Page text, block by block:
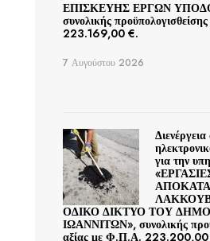
ΕΠΙΣΚΕΥΗΣ ΕΡΓΩΝ
συνολικής
223.169,00 €.
7 Αυγούστου 2026
για την
ΟΔΙΚΟ ΔΙΚΤΥΟ ΤΟΥ
ΙΩΑΝΝΙΤΩΝ», συνολικής
αξίας με Φ.Π.Α.